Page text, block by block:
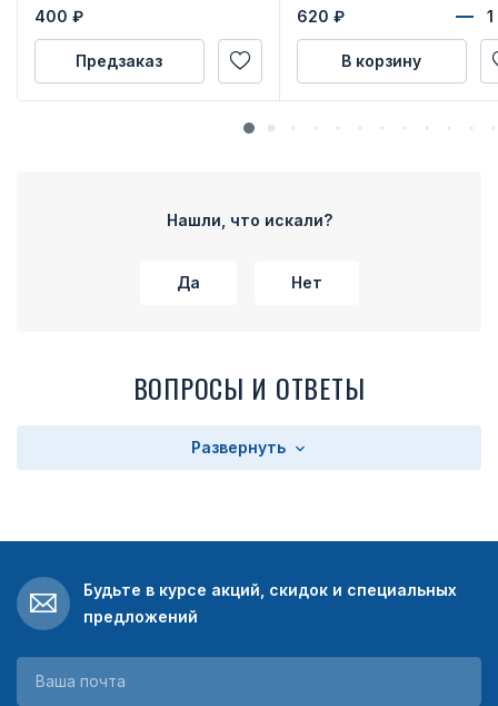
400 ₽
Предзаказ
620 ₽
В корзину
Нашли, что искали?
Да Нет
ВОПРОСЫ И ОТВЕТЫ
Развернуть
Будьте в курсе акций, скидок и специальных
предложений